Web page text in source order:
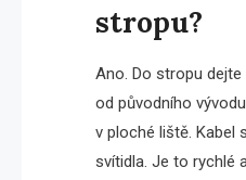
stropu?
Ano. Do stropu
od původního
v ploché liště. Kabel
svítidla. Je to rychlé